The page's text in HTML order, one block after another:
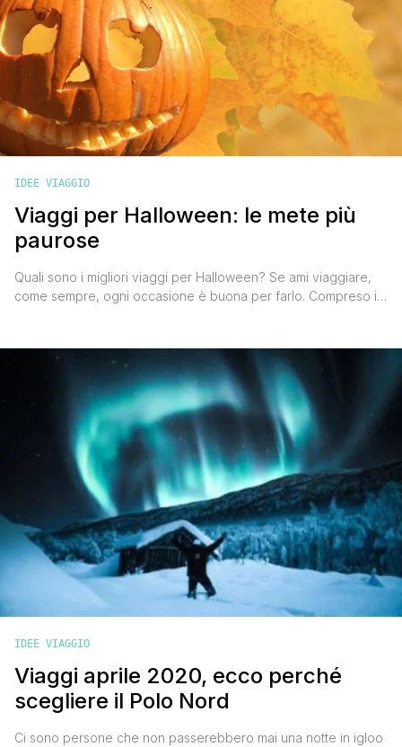
IDEE VIAGGIO
Viaggi per Halloween: le mete più
paurose
Quali sono i migliori viaggi per Halloween? Se ami viaggiare,
come sempre, ogni occasione è buona per farlo. Compreso il
spaventose ' che puoi scegliere per organizzare un bel
viaggio ad Halloween? [']
IDEE VIAGGIO
Viaggi aprile 2020, ecco perché
scegliere il Polo Nord
Ci sono persone che non passerebbero mai una notte in igloo